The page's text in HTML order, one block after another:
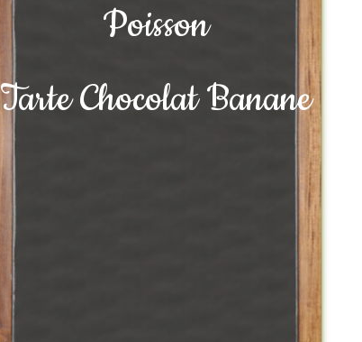
Poisson
Tarte Chocolat Banane